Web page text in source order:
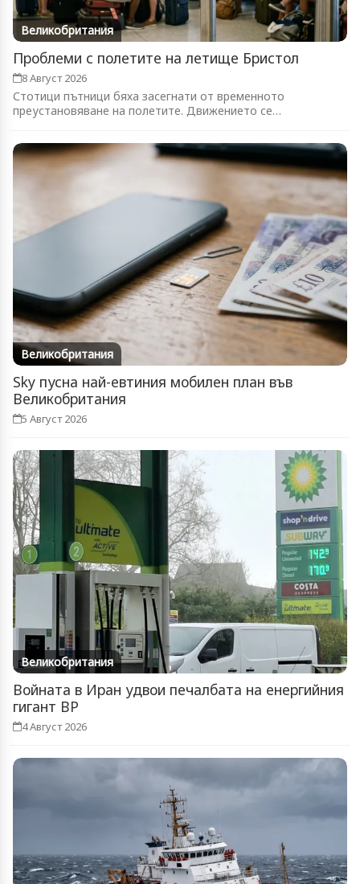
Великобритания
Проблеми с полетите на летище Бристол
8 Август 2026
Стотици пътници бяха засегнати от временното
преустановяване на полетите. Движението се
Великобритания
Sky пусна най-евтиния мобилен план във
Великобритания
5 Август 2026
Великобритания
Войната в Иран удвои печалбата на енергийния
гигант BP
4 Август 2026